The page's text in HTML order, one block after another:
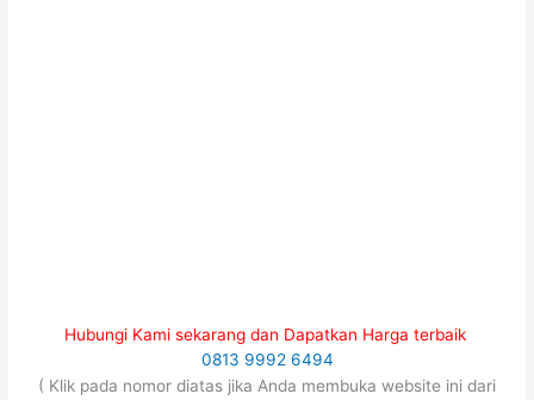
Hubungi Kami sekarang dan Dapatkan Harga terbaik
0813 9992 6494
( Klik pada nomor diatas jika Anda membuka website ini dari